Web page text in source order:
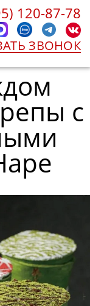
120-87-78
ЗВОНОК
с